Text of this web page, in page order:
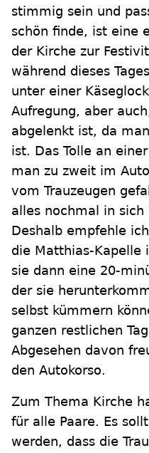
stimmig sein und
schön finde, ist eine
der Kirche zur
während dieses
unter einer
Aufregung, aber
abgelenkt ist, da
ist. Das Tolle an
man zu zweit im
vom Trauzeugen
alles nochmal in sich
Deshalb empfehle
die Matthias-Kapelle
sie dann eine 20-
der sie
selbst kümmern
ganzen restlichen
Abgesehen davon
den Autokorso.
Zum Thema Kirche
für alle Paare. Es
werden, dass die